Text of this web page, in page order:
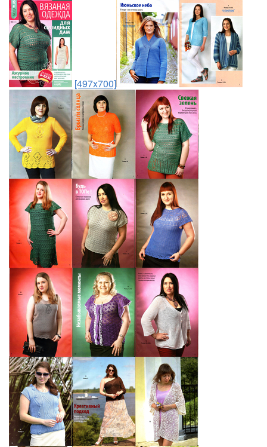
[497x700]